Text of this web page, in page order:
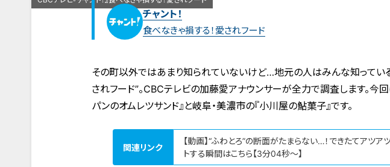
チャント！
食べなきゃ損する！愛されフード
その町以外ではあまり知られていないけど…地元の人はみんな知っている
されフード”。CBCテレビの加藤愛アナウンサーが全力で調査します。今回
パンのオムレツサンド』と岐阜・美濃市の『小川屋の鮎菓子』です。
関連リンク
【動画】“ふわとろ”の断面がたまらない…！できたてアツア
トする瞬間はこちら【3分04秒～】